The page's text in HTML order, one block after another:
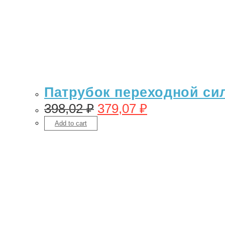
Патрубок переходной
398,02₽ 379,07 ₽
Add to cart